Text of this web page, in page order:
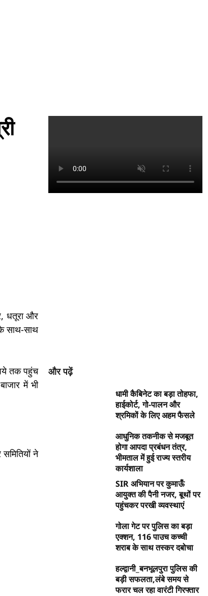
धतूरा और
साथ-साथ
तक पहुंच
में भी
ने
और पढ़ें
धामी कैबिनेट का बड़ा तोहफा,
हाईकोर्ट, गो-पालन और
श्रमिकों के लिए अहम फैसले
आधुनिक तकनीक से मजबूत
होगा आपदा प्रबंधन तंत्र,
भीमताल में हुई राज्य स्तरीय
कार्यशाला
SIR अभियान पर कुमाऊँ
आयुक्त की पैनी नजर, बूथों पर
पहुंचकर परखी व्यवस्थाएं
गोला गेट पर पुलिस का बड़ा
एक्शन, 116 पाउच कच्ची
शराब के साथ तस्कर दबोचा
हल्द्वानी_बनभूलपुरा पुलिस की
बड़ी सफलता,लंबे समय से
फरार चल रहा वारंटी गिरफ्तार